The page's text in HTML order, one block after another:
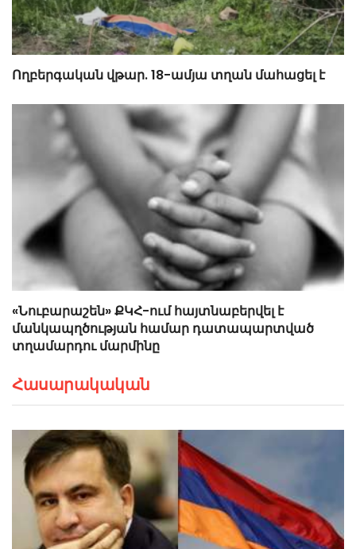
Ողբերգական վթար. 18-ամյա տղան մահացել է
«Նուբարաշեն» ՔԿՀ-ում հայտնաբերվել է
մանկապղծության համար դատապարտված
տղամարդու մարմինը
Հասարակական